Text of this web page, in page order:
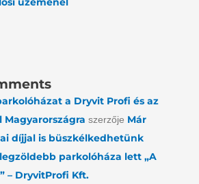
a Dryvit Profi és az
Magyarországra szerzője Már
díjjal is büszkélkedhetünk
parkolóháza lett „A
– DryvitProfi Kft.